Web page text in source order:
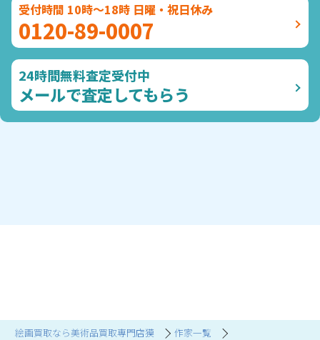
絵画買取なら美術品買取専門店獏
作家一覧
受付時間 10時～18時 日曜・祝日休み
0120-89-0007
24時間無料査定受付中
メールで査定してもらう